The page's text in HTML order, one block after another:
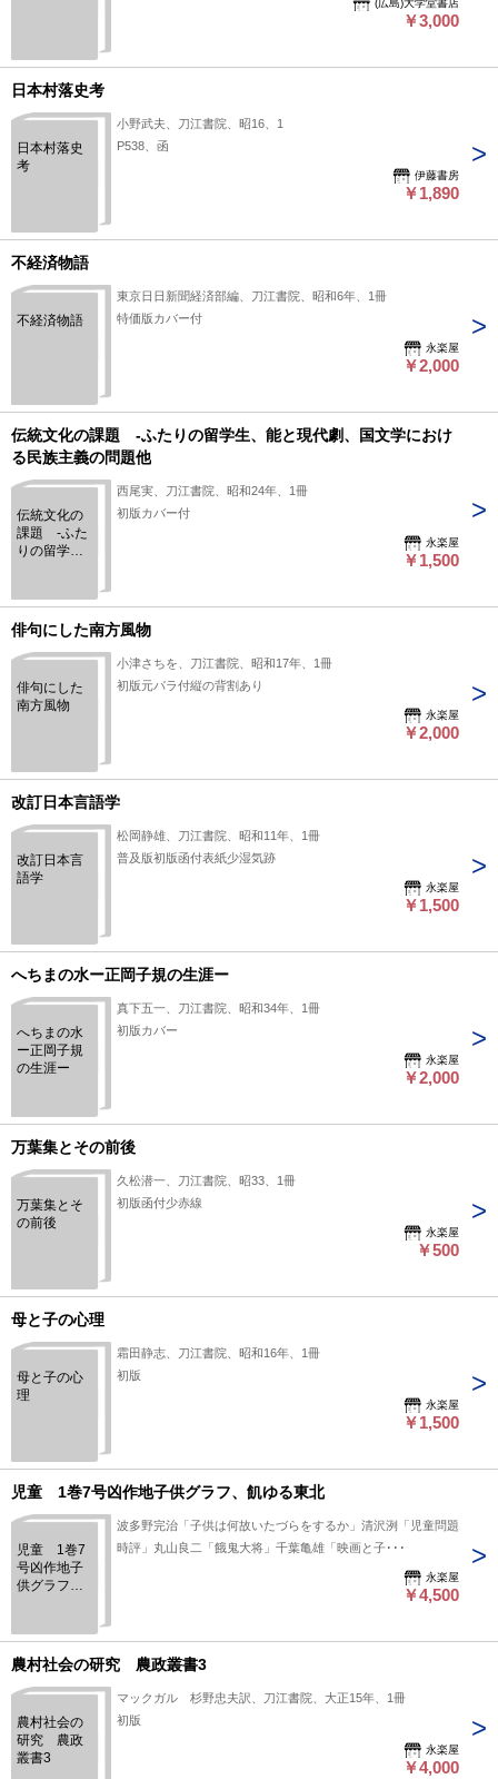
(広島)大学堂書店
￥3,000
日本村落史考
日本村落史
考
小野武夫、刀江書院、昭16、1
P538、函
伊藤書房
￥1,890
不経済物語
不経済物語
東京日日新聞経済部編、刀江書院、昭和6年、1冊
特価版カバー付
永楽屋
￥2,000
伝統文化の課題 -ふたりの留学生、能と現代劇、国文学におけ
る民族主義の問題他
伝統文化の
課題 -ふた
りの留学
学における
民族主義の
問題他
西尾実、刀江書院、昭和24年、1冊
初版カバー付
永楽屋
￥1,500
俳句にした南方風物
俳句にした
南方風物
小津さちを、刀江書院、昭和17年、1冊
初版元パラ付縦の背割あり
永楽屋
￥2,000
改訂日本言語学
改訂日本言
語学
松岡静雄、刀江書院、昭和11年、1冊
普及版初版函付表紙少湿気跡
永楽屋
￥1,500
へちまの水ー正岡子規の生涯ー
へちまの水
ー正岡子規
の生涯ー
真下五一、刀江書院、昭和34年、1冊
初版カバー
永楽屋
￥2,000
万葉集とその前後
万葉集とそ
の前後
久松潜一、刀江書院、昭33、1冊
初版函付少赤線
永楽屋
￥500
母と子の心理
母と子の心
理
霜田静志、刀江書院、昭和16年、1冊
初版
永楽屋
￥1,500
児童 1巻7号凶作地子供グラフ、飢ゆる東北
児童 1巻7
号凶作地子
供グラフ、
波多野完治「子供は何故いたづらをするか」清沢洌「児童問題
時評」丸山良二「餓鬼大将」千葉亀雄「映画と子･･･
永楽屋
￥4,500
農村社会の研究 農政叢書3
農村社会の
研究 農政
叢書3
マックガル 杉野忠夫訳、刀江書院、大正15年、1冊
初版
永楽屋
￥4,000